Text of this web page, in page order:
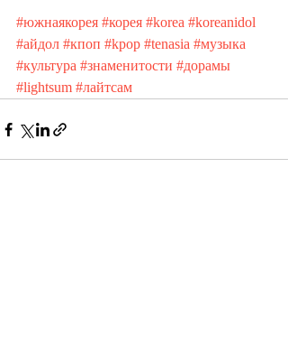
#южнаякорея #корея #korea #koreanidol
#айдол #кпоп #kpop #tenasia #музыка
#культура #знаменитости #дорамы
#lightsum #лайтсам